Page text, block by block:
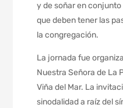
y de soñar en
que deben tener las
la congregación.
La jornada fue
Nuestra Señora de La
Viña del Mar. La
sinodalidad a raíz del